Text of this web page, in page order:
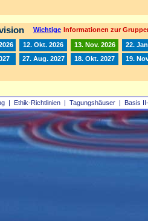
| Ethik-Richtlinien | Tagungshäuser | Basis
Wichtige Informationen zur
12. Okt. 2026 13. Nov. 2026
22.
27. Aug. 2027 18. Okt. 2027 19.